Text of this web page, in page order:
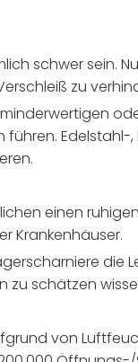
schwer sein.
zu
Edelstahl-
einen
Krankenhäuser.
die
schätzen
von